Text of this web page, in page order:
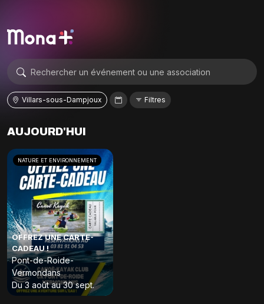
Villars-sous-Dampjoux Filtres
AUJOURD'HUI
NATURE ET ENVIRONNEMENT
OFFREZ UNE CARTE-
CADEAU !
Pont-de-Roide-
Vermondans
Du 3 août au 30 sept.